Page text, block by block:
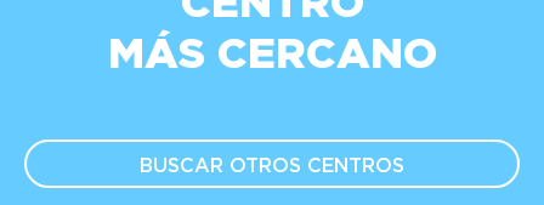
MÁS CERCANO
BUSCAR OTROS CENTROS